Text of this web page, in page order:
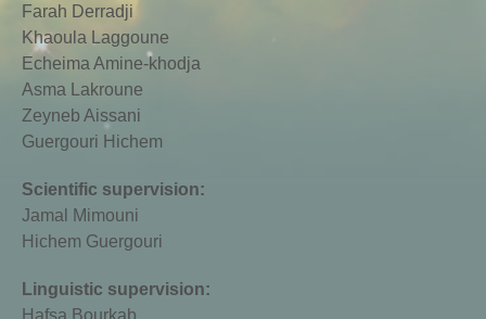
Farah Derradji
Khaoula Laggoune
Echeima Amine-khodja
Asma Lakroune
Zeyneb Aissani
Guergouri Hichem
Scientific supervision:
Jamal Mimouni
Hichem Guergouri
Linguistic supervision:
Hafsa Bourkab